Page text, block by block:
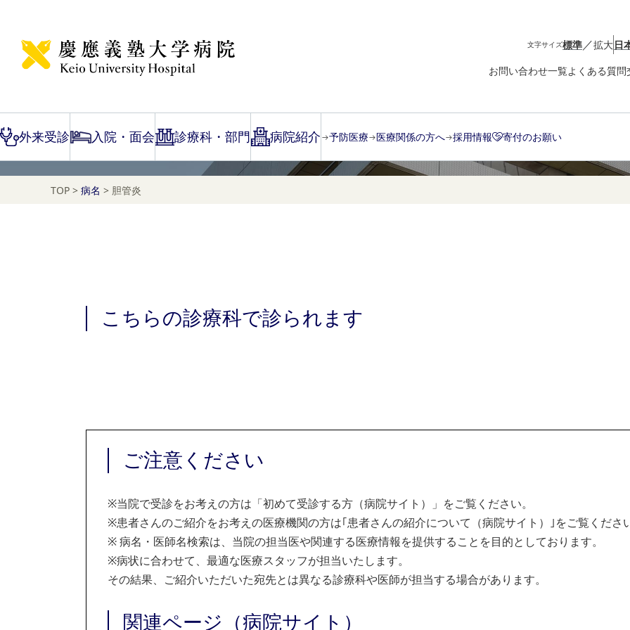
文字サイズ標準／拡大日
お問い合わせ一覧よくある質問
外来受診 入院・面会 診療科・部門 病院紹介 予防医療 医療関係の方へ 採用情報 寄付のお願い
Disease Name Search
TOP > 病名 > 胆管炎
こちらの診療科で診られます
ご注意ください
※当院で受診をお考えの方は「初めて受診する方（病院サイト）」をご覧ください。
※患者さんのご紹介をお考えの医療機関の方は｢患者さんの紹介について（病院サイト）｣をご覧くださ
※病名・医師名検索は、当院の担当医や関連する医療情報を提供することを目的としております。
※病状に合わせて、最適な医療スタッフが担当いたします。
その結果、ご紹介いただいた宛先とは異なる診療科や医師が担当する場合があります。
関連ページ（病院サイト）